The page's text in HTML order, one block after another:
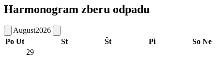
Harmonogram zberu odpadu
August2026
Po Ut St Št Pi So Ne
29